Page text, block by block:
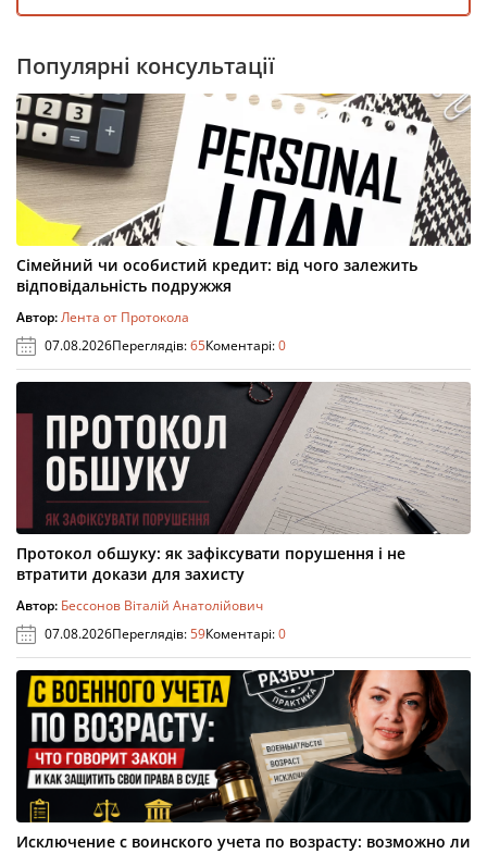
Популярні консультації
Сімейний чи особистий кредит: від чого залежить
відповідальність подружжя
Автор:Лента от Протокола
07.08.2026Переглядів:65Коментарі:0
Протокол обшуку: як зафіксувати порушення і не
втратити докази для захисту
Автор: Бессонов Віталій Анатолійович
07.08.2026Переглядів:59Коментарі:0
Исключение с воинского учета по возрасту: возможно ли